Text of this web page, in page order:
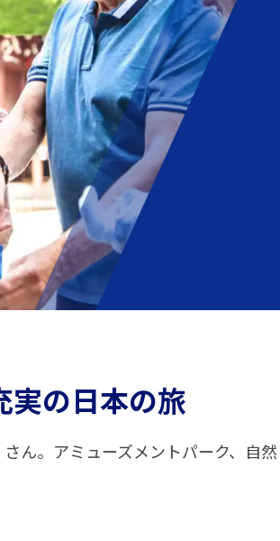
実の日本の旅
ん。アミューズメントパーク、自